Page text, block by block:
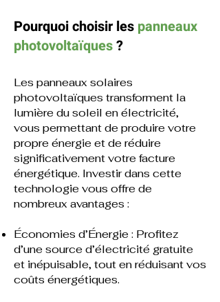
Pourquoi choisir les panneaux
photovoltaïques?
Les panneaux solaires
photovoltaïques transforment la
lumière du soleil en électricité,
vous permettant de produire votre
propre énergie et de réduire
significativement votre facture
énergétique. Investir dans cette
technologie vous offre de
nombreux avantages :
Économies d’Énergie : Profitez
d’une source d’électricité gratuite
et inépuisable, tout en réduisant vos
coûts énergétiques.